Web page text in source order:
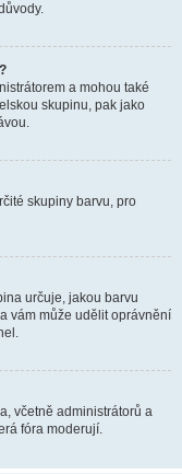
a mohou také
skupinu, pak jako
skupiny barvu, pro
určuje, jakou barvu
vám může udělit oprávnění
včetně administrátorů a
fóra moderují.